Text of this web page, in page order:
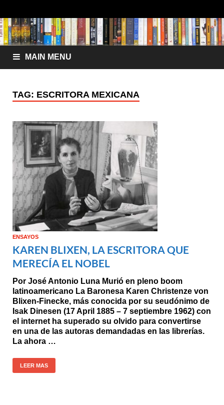
MAIN MENU
TAG: ESCRITORA MEXICANA
ENSAYOS
KAREN BLIXEN, LA ESCRITORA QUE
MERECÍA EL NOBEL
Por José Antonio Luna Murió en pleno boom
latinoamericano La Baronesa Karen Christenze von
Blixen-Finecke, más conocida por su seudónimo de
Isak Dinesen (17 April 1885 – 7 septiembre 1962) con
el internet ha superado su olvido para convertirse
en una de las autoras demandadas en las librerías.
La ahora …
LEER MAS